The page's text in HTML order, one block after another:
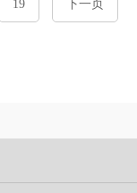
19 下一页